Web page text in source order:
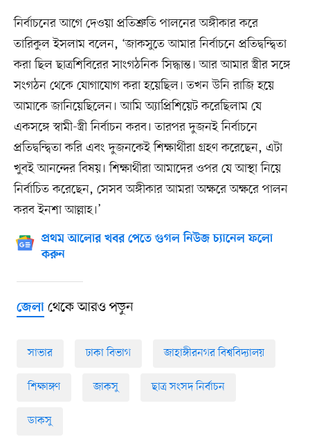
নির্বাচনের আগে দেওয়া প্রতিশ্রুতি পালনের অঙ্গীকার করে
তারিকুল ইসলাম বলেন, ‘জাকসুতে আমার নির্বাচনে প্রতিদ্বন্দ্বিতা
করা ছিল ছাত্রশিবিরের সাংগঠনিক সিদ্ধান্ত। আর আমার স্ত্রীর সঙ্গে
সংগঠন থেকে যোগাযোগ করা হয়েছিল। তখন উনি রাজি হয়ে
আমাকে জানিয়েছিলেন। আমি অ্যাপ্রিশিয়েট করেছিলাম যে
একসঙ্গে স্বামী-স্ত্রী নির্বাচন করব। তারপর দুজনই নির্বাচনে
প্রতিদ্বন্দ্বিতা করি এবং দুজনকেই শিক্ষার্থীরা গ্রহণ করেছেন, এটা
খুবই আনন্দের বিষয়। শিক্ষার্থীরা আমাদের ওপর যে আস্থা নিয়ে
নির্বাচিত করেছেন, সেসব অঙ্গীকার আমরা অক্ষরে অক্ষরে পালন
করব ইনশা আল্লাহ।’
প্রথম আলোর খবর পেতে গুগল নিউজ চ্যানেল ফলো
করুন
জেলাথেকে আরও পড়ুন
সাভার ঢাকা বিভাগ জাহাঙ্গীরনগর বিশ্ববিদ্যালয়
শিক্ষাঙ্গণ জাকসু ছাত্র সংসদ নির্বাচন
ডাকসু